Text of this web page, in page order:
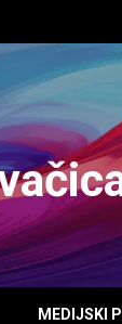
MEDIJSKI